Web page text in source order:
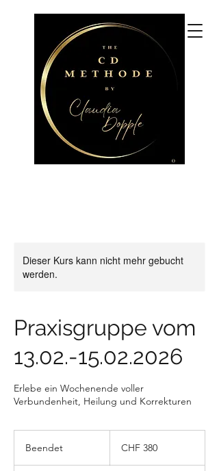
CLAUDIA DOPPLE
CDM Coaching und Beratung,
CDM Seminare, 3+
Praxisgruppen
Dieser Kurs kann nicht mehr gebucht
werden.
Praxisgruppe vom
13.02.-15.02.2026
Erlebe ein Wochenende voller
Verbundenheit, Heilung und Korrekturen
Beendet
Franken
CHF 380